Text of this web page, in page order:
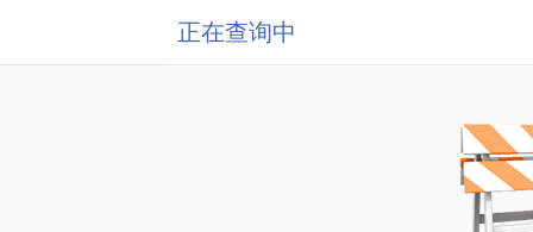
正在查询中